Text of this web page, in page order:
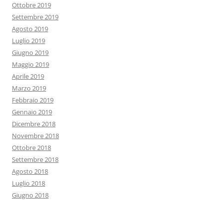
Ottobre 2019
Settembre 2019
Agosto 2019
Luglio 2019
Giugno 2019
Maggio 2019
Aprile 2019
Marzo 2019
Febbraio 2019
Gennaio 2019
Dicembre 2018
Novembre 2018
Ottobre 2018
Settembre 2018
Agosto 2018
Luglio 2018
Giugno 2018